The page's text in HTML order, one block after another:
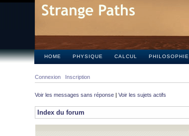
HOME PHYSIQUE CALCUL PHILOSOPHIE
Connexion Inscription
Voir les messages sans réponse | Voir les sujets actifs
Index du forum